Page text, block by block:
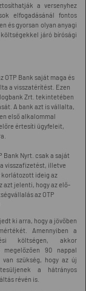
a versenyhez
elfogadásánál fontos
és gyorsan olyan anyagi
járó bírósági
OTP Bank saját maga és
a visszatérítést. Ezen
Zrt. tekintetében
A bank azt is vállalta,
első alkalommal
értesíti ügyfeleit,
Bank Nyrt. csak a saját
visszafizetést, illetve
korlátozott ideig az
jelenti, hogy az elő-
az OTP
ki arra, hogy a jövőben
Amennyiben a
költségen, akkor
megelőzően 90 nappal
szükség, hogy az új
a hátrányos
révén is.